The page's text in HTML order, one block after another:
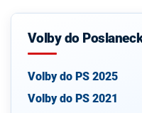
Volby do
Volby do PS 2025
Volby do PS 2021